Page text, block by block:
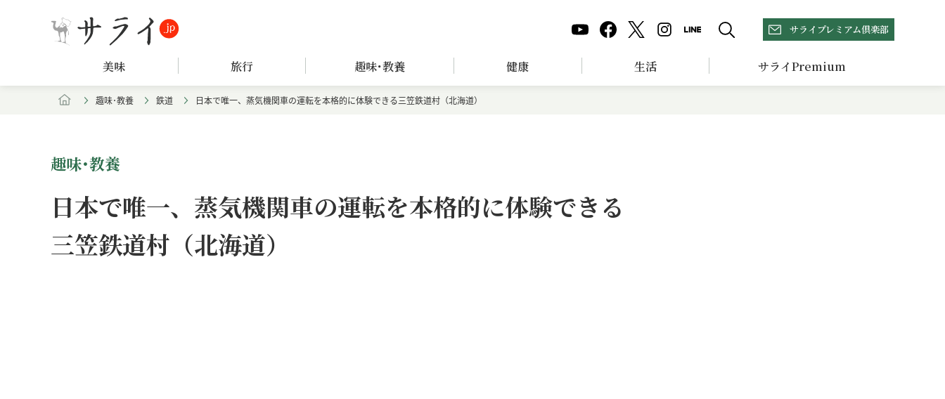
サライプレミアム倶楽部
美味 旅行 趣味･教養 健康 生活 サライPremium
趣味･教養 鉄道 日本で唯一、蒸気機関車の運転を本格的に体験できる三笠鉄道村（北海道）
趣味･教養
日本で唯一、蒸気機関車の運転を本格的に体験できる
三笠鉄道村（北海道）